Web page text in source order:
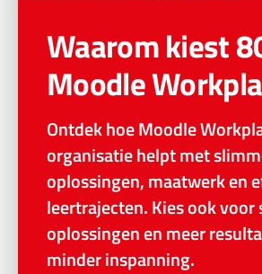
Waarom kiest
Moodle
Ontdek hoe Moodle
organisatie helpt met
oplossingen, maatwerk en
leertrajecten. Kies ook
oplossingen en meer
minder inspanning.